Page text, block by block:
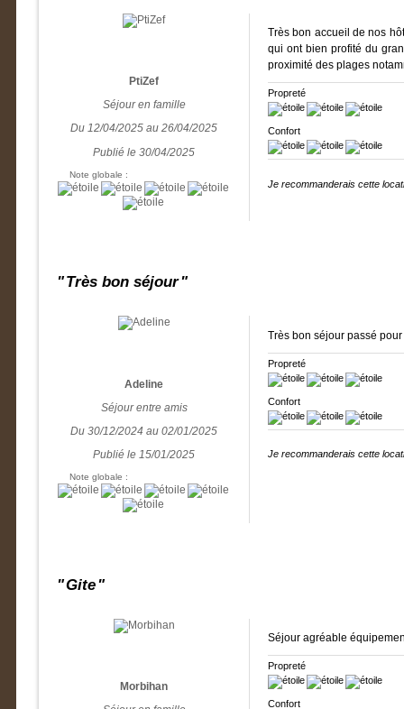
PtiZef
Séjour en famille
Du 12/04/2025 au 26/04/2025
Publié le 30/04/2025
Note globale :
Très bon accueil de nos
qui ont bien profité du
proximité des plages
Propreté
Confort
Je recommanderais cette
Très bon séjour
Adeline
Séjour entre amis
Du 30/12/2024 au 02/01/2025
Publié le 15/01/2025
Note globale :
Très bon séjour passé
Propreté
Confort
Je recommanderais cette
Gite
Morbihan
Séjour agréable
Propreté
Confort